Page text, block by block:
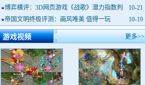
10-21
博弈横评：3D网页游戏《战歌》潜力指数判
定
10-19
帝国文明终极评测：画风唯美 值得一玩
游戏视频 更多>>